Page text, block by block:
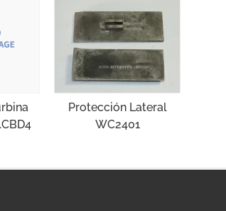
Protección Lateral
WC2401